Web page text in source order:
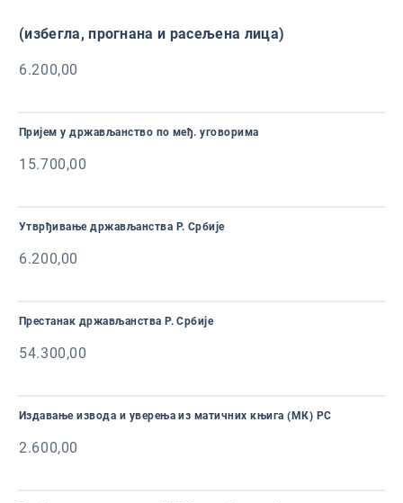
(избегла, прогнана и расељена лица)
6.200,00
Пријем у држављанство по међ. уговорима
15.700,00
Утврђивање држављанства Р. Србије
6.200,00
Престанак држављанства Р. Србије
54.300,00
Издавање извода и уверења из матичних књига (МК) РС
2.600,00